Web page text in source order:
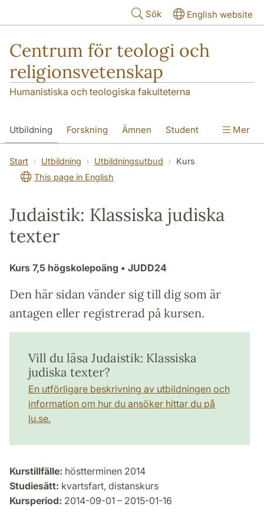
Sök English website
Centrum för teologi och
religionsvetenskap
Humanistiska och teologiska fakulteterna
Utbildning Forskning Ämnen Student
Institutionen
Mer
Start Utbildning Utbildningsutbud
Kurs
This page in English
Judaistik: Klassiska judiska
texter
Kurs 7,5 högskolepoäng • JUDD24
Den här sidan vänder sig till dig som är
antagen eller registrerad på kursen.
Vill du läsa Judaistik: Klassiska
judiska texter?
En utförligare beskrivning av utbildningen och
information om hur du ansöker hittar du på
lu.se.
Kurstillfälle: höstterminen 2014
Studiesätt: kvartsfart, distanskurs
Kursperiod: 2014-09-01 – 2015-01-16